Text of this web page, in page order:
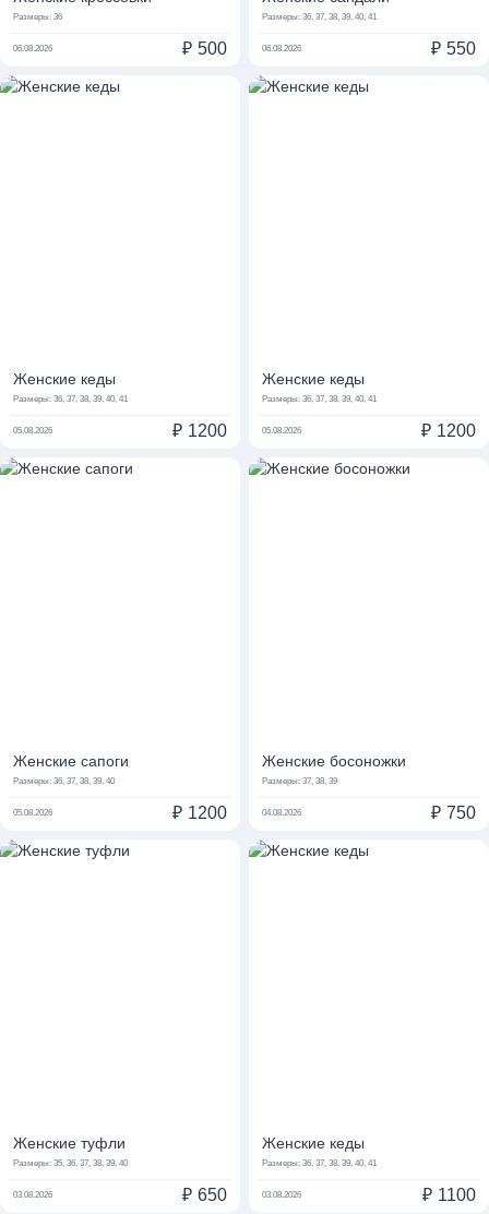
Размеры: 36
06.08.2026 ₽ 500
Размеры: 36, 37, 38, 39, 40, 41
06.08.2026 ₽ 550
Женские кеды
Размеры: 36, 37, 38, 39, 40, 41
05.08.2026 ₽ 1200
Женские кеды
Размеры: 36, 37, 38, 39, 40, 41
05.08.2026 ₽ 1200
Женские сапоги
Размеры: 36, 37, 38, 39, 40
05.08.2026 ₽ 1200
Женские босоножки
Размеры: 37, 38, 39
04.08.2026 ₽ 750
Женские туфли
Размеры: 35, 36, 37, 38, 39, 40
03.08.2026 ₽ 650
Женские кеды
Размеры: 36, 37, 38, 39, 40, 41
03.08.2026 ₽ 1100